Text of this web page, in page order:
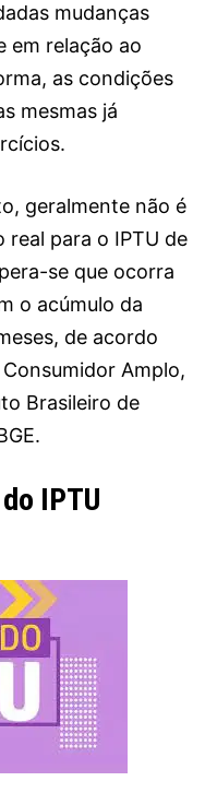
mudanças
em relação ao
as condições
mesmas já
geralmente não é
real para o IPTU de
se que ocorra
o acúmulo da
de acordo
Amplo,
Brasileiro de
IPTU